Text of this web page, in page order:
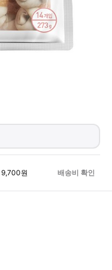
9,700원 배송비 확인